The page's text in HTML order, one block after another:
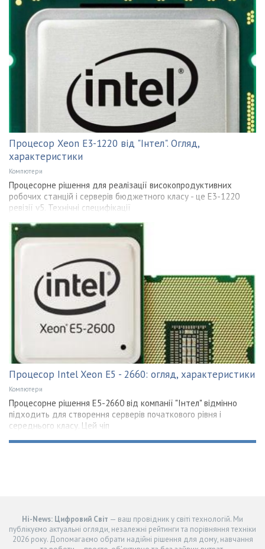
Процесор Xeon E3-1220 від "Інтел". Огляд,
характеристики
Компютери
Процесорне рішення для реалізації високопродуктивних
робочих станцій і серверів бюджетного класу - це E3-1220
ревізії v5. Технічні специфікації
Процесор Intel Xeon E5 - 2660: огляд, характеристики
Компютери
Процесорне рішення E5-2660 від компанії "Інтел" відмінно
підходить для створення серверів початкового рівня і
середнього класу. Цей чіп
Hi-News: Цифровий Світ — ваш провідник у світі технологій. Ми
публікуємо актуальні огляди, незалежні рейтинги та порівняння техніки
2026 року. Допомагаємо обрати надійні рішення для дому, навчання